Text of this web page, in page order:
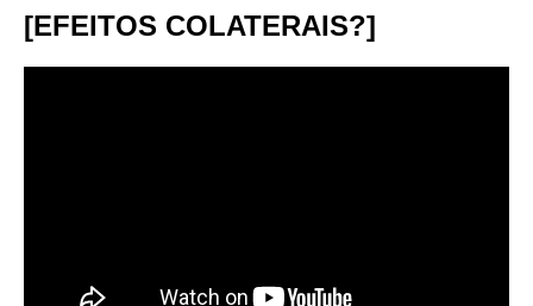
[EFEITOS COLATERAIS?]